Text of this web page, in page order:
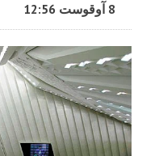
8 آوقوست 12:56